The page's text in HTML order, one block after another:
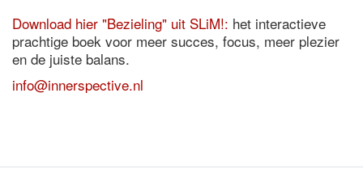
Download hier "Bezieling" uit SLiM!: het interactieve
prachtige boek voor meer succes, focus, meer plezier
en de juiste balans.
info@innerspective.nl